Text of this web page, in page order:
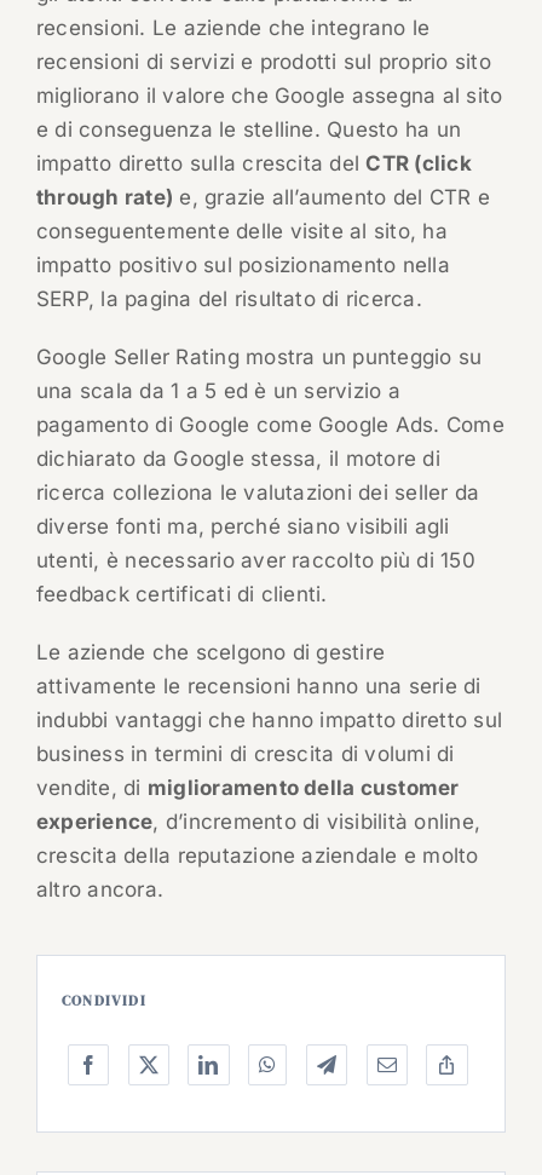
recensioni. Le aziende che integrano le
recensioni di servizi e prodotti sul proprio sito
migliorano il valore che Google assegna al sito
e di conseguenza le stelline. Questo ha un
impatto diretto sulla crescita delCTR (click
through rate) e, grazie all’aumento del CTR e
conseguentemente delle visite al sito, ha
impatto positivo sul posizionamento nella
SERP, la pagina del risultato di ricerca.
Google Seller Rating mostra un punteggio su
una scala da 1 a 5 ed è un servizio a
pagamento di Google come Google Ads. Come
dichiarato da Google stessa, il motore di
ricerca colleziona le valutazioni dei seller da
diverse fonti ma, perché siano visibili agli
utenti, è necessario aver raccolto più di 150
feedback certificati di clienti.
Le aziende che scelgono di gestire
attivamente le recensioni hanno una serie di
indubbi vantaggi che hanno impatto diretto sul
business in termini di crescita di volumi di
vendite, di miglioramento della customer
experience, d’incremento di visibilità online,
crescita della reputazione aziendale e molto
altro ancora.
CONDIVIDI